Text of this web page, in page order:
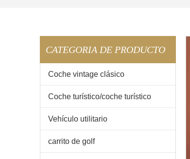
CATEGORIA DE PRODUCTO
Coche vintage clásico
Coche turístico/coche turístico
Vehículo utilitario
carrito de golf